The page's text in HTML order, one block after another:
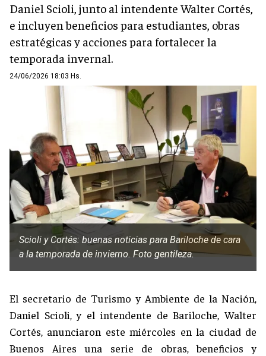
Daniel Scioli, junto al intendente Walter Cortés,
e incluyen beneficios para estudiantes, obras
estratégicas y acciones para fortalecer la
temporada invernal.
24/06/2026 18:03 Hs.
Scioli y Cortés: buenas noticias para Bariloche de cara
a la temporada de invierno. Foto gentileza.
El secretario de Turismo y Ambiente de la Nación,
Daniel Scioli, y el intendente de Bariloche, Walter
Cortés, anunciaron este miércoles en la ciudad de
Buenos Aires una serie de obras, beneficios y